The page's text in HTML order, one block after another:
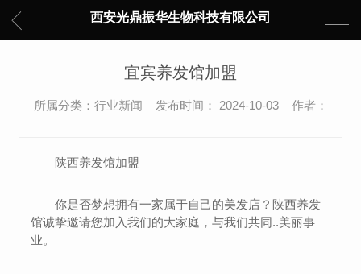
西安光鼎振华生物科技有限公司
宜宾养发馆加盟
所属分类：行业新闻 发布时间： 2024-10-03 作者：
陕西养发馆加盟
你是否梦想拥有一家属于自己的美发店？陕西养发
馆诚挚邀请您加入我们的大家庭，与我们共同..美丽事
业。